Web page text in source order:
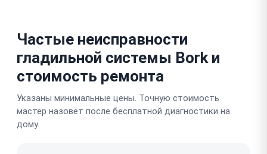
Частые неисправности
гладильной системы Bork и
стоимость ремонта
Указаны минимальные цены. Точную стоимость
мастер назовёт после бесплатной диагностики на
дому.